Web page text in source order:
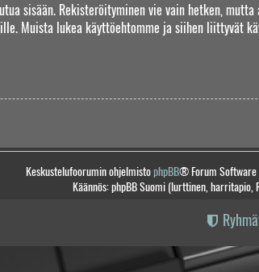
sisään. Rekisteröityminen vie vain hetken,
Muista lukea käyttöehtomme ja siihen liittyvät
Keskustelufoorumin ohjelmistophpBB® Forum
Käännös: phpBB Suomi (lurttinen, harritapio,